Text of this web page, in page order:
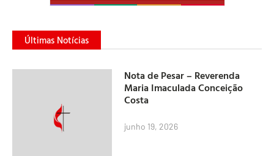
Últimas Notícias
Nota de Pesar – Reverenda
Maria Imaculada Conceição
Costa
junho 19, 2026